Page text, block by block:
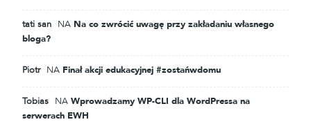
tati san NA Na co zwrócić uwagę przy zakładaniu własnego
bloga?
Piotr NA Finał akcji edukacyjnej #zostańwdomu
Tobias NA Wprowadzamy WP-CLI dla WordPressa na
serwerach EWH